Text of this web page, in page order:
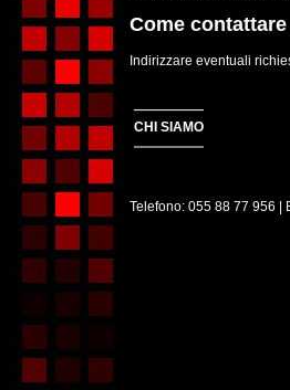
Come
Indirizzare eventuali
CHI SIAMO
Telefono: 055 88 77 956 |